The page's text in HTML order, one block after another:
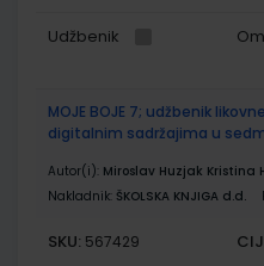
Udžbenik
MOJE BOJE 7; udžbenik
digitalnim sadržajima u
Autor(i): Miroslav Huzjak Kristina
Nakladnik: ŠKOLSKA KNJIGA d.d.
SKU: 567429